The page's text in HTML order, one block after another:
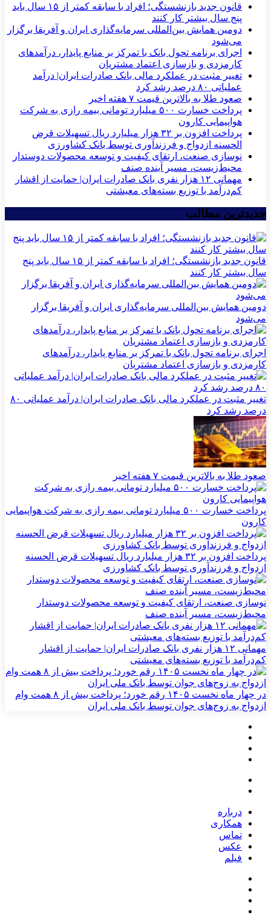
قانون جدید بازنشستگی؛ افراد با سابقه کمتر از ۱۵ سال باید
پنج سال بیشتر کار کنند
دومین همایش بین‌المللی سرمایه‌گذاری ایران و آفریقا برگزار
می‌شود
اجرای برنامه تحول بانک با تمرکز بر منابع پایدار، درآمدهای
کارمزدی و بازسازی اعتماد مشتریان
تغییر مثبت در عملکرد مالی بانک صادرات ایران| درآمد
عملیاتی ۸۰ درصد رشد کرد
صعود طلا به بالاترین قیمت ۷ هفته اخیر
پرداخت خسارت ۵۰۰ میلیارد تومانی بیمه رازی به شرکت
هواپیمایی کارون
پرداخت افزون بر ۳۲ هزار میلیارد ریال تسهیلات قرض
الحسنه ازدواج و فرزندآوری توسط بانک کشاورزی
نوسازی صنعت، ارتقای کیفیت و توسعه محصولات دوستدار
محیط‌زیست، مسیر آینده صنف
مهمانی ۱۲ هزار نفری بانک صادرات ایران| حمایت از اقشار
کم‌درآمد با توزیع بسته‌های معیشتی
جدیدترین مطالب
قانون جدید بازنشستگی؛ افراد با سابقه کمتر از ۱۵ سال باید پنج
سال بیشتر کار کنند
دومین همایش بین‌المللی سرمایه‌گذاری ایران و آفریقا برگزار
می‌شود
اجرای برنامه تحول بانک با تمرکز بر منابع پایدار، درآمدهای
کارمزدی و بازسازی اعتماد مشتریان
تغییر مثبت در عملکرد مالی بانک صادرات ایران| درآمد عملیاتی ۸۰
درصد رشد کرد
صعود طلا به بالاترین قیمت ۷ هفته اخیر
پرداخت خسارت ۵۰۰ میلیارد تومانی بیمه رازی به شرکت هواپیمایی
کارون
پرداخت افزون بر ۳۲ هزار میلیارد ریال تسهیلات قرض الحسنه
ازدواج و فرزندآوری توسط بانک کشاورزی
نوسازی صنعت، ارتقای کیفیت و توسعه محصولات دوستدار
محیط‌زیست، مسیر آینده صنف
مهمانی ۱۲ هزار نفری بانک صادرات ایران| حمایت از اقشار
کم‌درآمد با توزیع بسته‌های معیشتی
در چهار ماه نخست ۱۴۰۵ رقم خورد؛ پرداخت بیش از ۸ همت وام
ازدواج به زوج‌های جوان توسط بانک ملی ایران
درباره
همکاری
تماس
عکس
فیلم